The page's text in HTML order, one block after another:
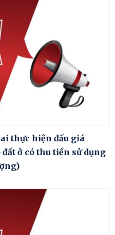
thực hiện đấu giá
ở có thu tiền sử dụng